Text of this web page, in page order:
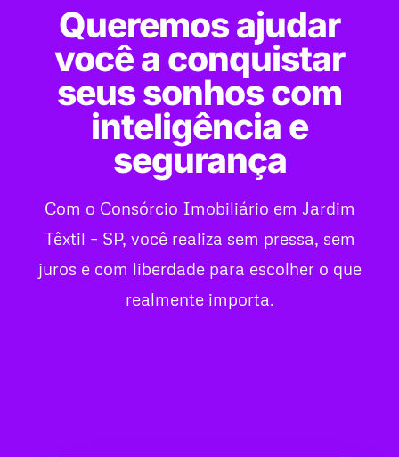
Queremos ajudar
você a conquistar
seus sonhos com
inteligência e
segurança
Com o Consórcio Imobiliário em Jardim
Têxtil – SP, você realiza sem pressa, sem
juros e com liberdade para escolher o que
realmente importa.